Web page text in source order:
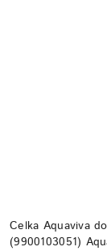
Celka Aquaviva
(9900103051)